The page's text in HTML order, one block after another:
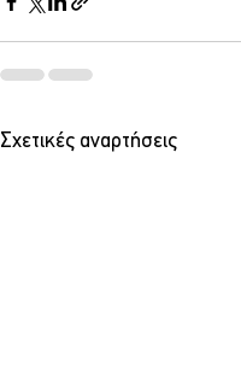
Σχετικές αναρτήσεις